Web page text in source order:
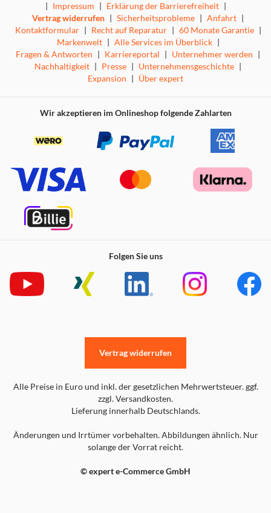
| Impressum | Erklärung der Barrierefreiheit |
Vertrag widerrufen | Sicherheitsprobleme | Anfahrt |
Kontaktformular | Recht auf Reparatur | 60 Monate Garantie |
Markenwelt | Alle Services im Überblick |
Fragen & Antworten | Karriereportal | Unternehmer werden |
Nachhaltigkeit | Presse | Unternehmensgeschichte |
Expansion | Über expert
Wir akzeptieren im Onlineshop folgende Zahlarten
Folgen Sie uns
Alle Preise in Euro und inkl. der gesetzlichen Mehrwertsteuer. ggf.
zzgl. Versandkosten.
Lieferung innerhalb Deutschlands.
Änderungen und Irrtümer vorbehalten. Abbildungen ähnlich. Nur
solange der Vorrat reicht.
© expert e-Commerce GmbH
Vertrag widerrufen